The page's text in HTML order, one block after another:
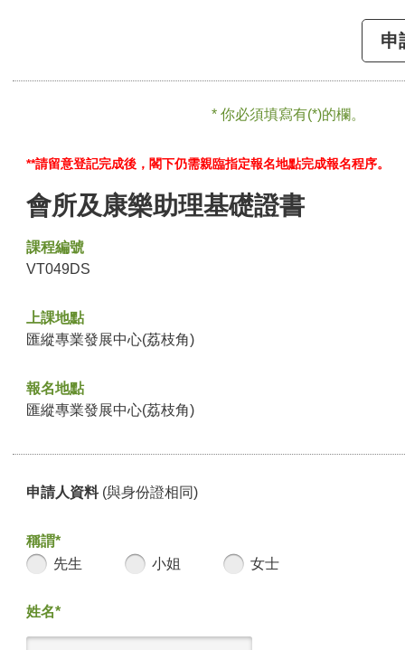
申
* 你必須填寫有(*)的欄。
**請留意登記完成後，閣下仍需親臨指定報名地點完成報名程序。
會所及康樂助理基礎證書
課程編號
VT049DS
上課地點
匯縱專業發展中心(荔枝角)
報名地點
匯縱專業發展中心(荔枝角)
申請人資料 (與身份證相同)
稱謂*
先生
小姐 女士
姓名*